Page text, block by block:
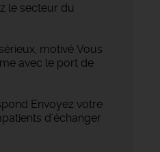
le secteur du
motivé Vous
avec le port de
Envoyez votre
d'échanger